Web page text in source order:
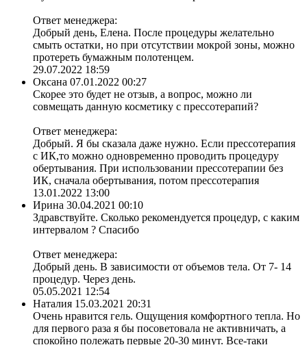
Ответ менеджера:
Добрый день, Елена. После процедуры желательно
смыть остатки, но при отсутствии мокрой зоны, можно
протереть бумажным полотенцем.
29.07.2022 18:59
Оксана 07.01.2022 00:27
Скорее это будет не отзыв, а вопрос, можно ли
совмещать данную косметику с прессотерапий?
Ответ менеджера:
Добрый. Я бы сказала даже нужно. Если прессотерапия
с ИК,то можно одновременно проводить процедуру
обертывания. При использовании прессотерапии без
ИК, сначала обертывания, потом прессотерапия
13.01.2022 13:00
Ирина 30.04.2021 00:10
Здравствуйте. Сколько рекомендуется процедур, с каким
интервалом ? Спасибо
Ответ менеджера:
Добрый день. В зависимости от объемов тела. От 7- 14
процедур. Через день.
05.05.2021 12:54
Наталия 15.03.2021 20:31
Очень нравится гель. Ощущения комфортного тепла. Но
для первого раза я бы посоветовала не активничать, а
спокойно полежать первые 20-30 минут. Все-таки